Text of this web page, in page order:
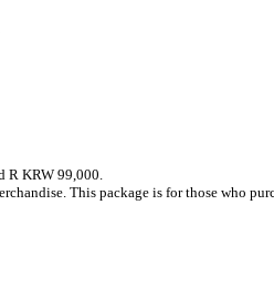
R KRW 99,000.
This package is for those who